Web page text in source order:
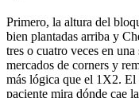
Primero, la altura del
bien plantadas arriba y
tres o cuatro veces en
mercados de corners y
más lógica que el 1X2. El
paciente mira dónde cae